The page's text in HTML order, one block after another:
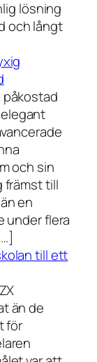
lösning
och långt
påkostad
och sin
främst till
en
under flera
till ett
än de
för